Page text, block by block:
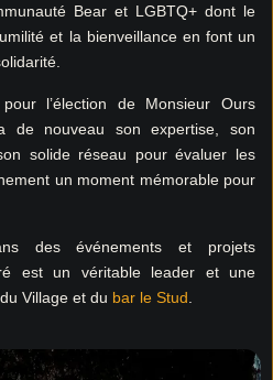
Bear et LGBTQ+ dont le
et la bienveillance en font un
l’élection de Monsieur Ours
de nouveau son expertise, son
solide réseau pour évaluer les
un moment mémorable pour
des événements et projets
est un véritable leader et une
Village et du bar le Stud